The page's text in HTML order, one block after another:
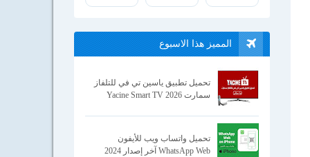
المميز هذا الاسبوع
تحميل تطبيق ياسين تي في للتلفاز
سمارت Yacine Smart TV 2026
تحميل واتساب ويب للأيفون
WhatsApp Web آخر إصدار 2024